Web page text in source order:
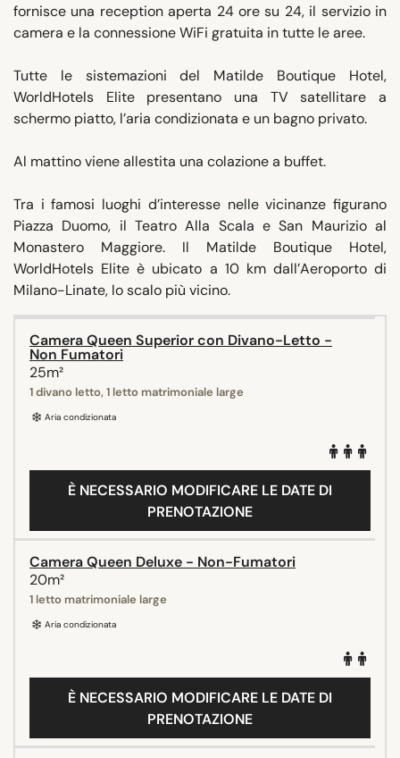
fornisce una reception aperta 24 ore su 24, il servizio in
camera e la connessione WiFi gratuita in tutte le aree.
Tutte le sistemazioni del Matilde Boutique Hotel,
WorldHotels Elite presentano una TV satellitare a
schermo piatto, l’aria condizionata e un bagno privato.
Al mattino viene allestita una colazione a buffet.
Tra i famosi luoghi d’interesse nelle vicinanze figurano
Piazza Duomo, il Teatro Alla Scala e San Maurizio al
Monastero Maggiore. Il Matilde Boutique Hotel,
WorldHotels Elite è ubicato a 10 km dall’Aeroporto di
Milano-Linate, lo scalo più vicino.
Camera Queen Superior con Divano-Letto -
Non Fumatori
25m²
1 divano letto, 1 letto matrimoniale large
Aria condizionata
È NECESSARIO MODIFICARE LE DATE DI
PRENOTAZIONE
Camera Queen Deluxe - Non-Fumatori
20m²
1 letto matrimoniale large
Aria condizionata
È NECESSARIO MODIFICARE LE DATE DI
PRENOTAZIONE